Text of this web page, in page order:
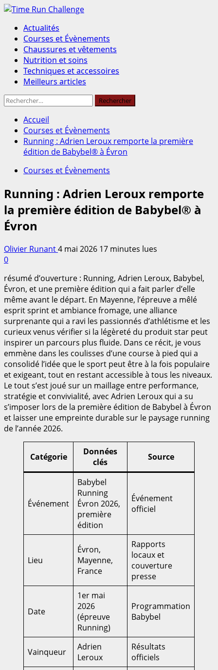
Aller
contenu
Menu
principal
Actualités
Courses et Évènements
Chaussures et vêtements
Nutrition et soins
Techniques et accessoires
Meilleurs articles
Rechercher :
Accueil
Courses et Évènements
Running : Adrien Leroux remporte la première
édition de Babybel® à Évron
Courses et Évènements
Running : Adrien Leroux remporte
la première édition de Babybel® à
Évron
Olivier Runant4 mai 2026 17 minutes lues
0
résumé d’ouverture : Running, Adrien Leroux, Babybel,
Évron, et une première édition qui a fait parler d’elle
même avant le départ. En Mayenne, l’épreuve a mêlé
esprit sprint et ambiance fromage, une alliance
surprenante qui a ravi les passionnés d’athlétisme et les
curieux venus vérifier si la légèreté du produit star peut
inspirer un parcours plus fluide. Dans ce récit, je vous
emmène dans les coulisses d’une course à pied qui a
consolidé l’idée que le sport peut être à la fois populaire
et exigeant, tout en restant accessible à tous les niveaux.
Le tout s’est joué sur un maillage entre performance,
stratégie et convivialité, avec Adrien Leroux qui a su
s’imposer lors de la première édition de Babybel à Évron
et laisser une empreinte durable sur le paysage running
de l’année 2026.
Catégorie
Données
clés
Source
Événement
Babybel
Running
Évron 2026,
première
édition
Événement
officiel
Lieu
Évron,
Mayenne,
France
Rapports
locaux et
couverture
presse
Date
1er mai
2026
(épreuve
Running)
Programmation
Babybel
Vainqueur
Adrien
Leroux
Résultats
officiels